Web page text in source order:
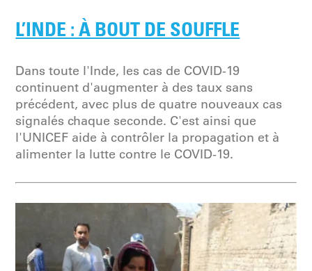
L’INDE : À BOUT DE SOUFFLE
Dans toute l'Inde, les cas de COVID-19
continuent d'augmenter à des taux sans
précédent, avec plus de quatre nouveaux cas
signalés chaque seconde. C'est ainsi que
l'UNICEF aide à contrôler la propagation et à
alimenter la lutte contre le COVID-19.